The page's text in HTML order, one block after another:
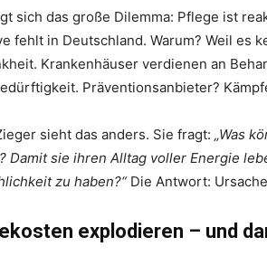
sich das große Dilemma: Pflege ist
fehlt in Deutschland. Warum? Weil es
Krankenhäuser verdienen an
Präventionsanbieter?
sieht das anders. Sie fragt: „Was
Damit sie ihren Alltag voller Energie
zu haben?“ Die Antwort:
explodieren – und